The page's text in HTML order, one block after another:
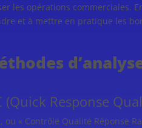
les opérations commerciales.
et à mettre en pratique les
(Quick Response
ou « Contrôle Qualité Réponse